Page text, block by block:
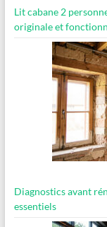
Lit cabane 2
originale et
Diagnostics avant
essentiels